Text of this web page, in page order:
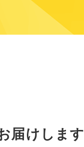
届けします